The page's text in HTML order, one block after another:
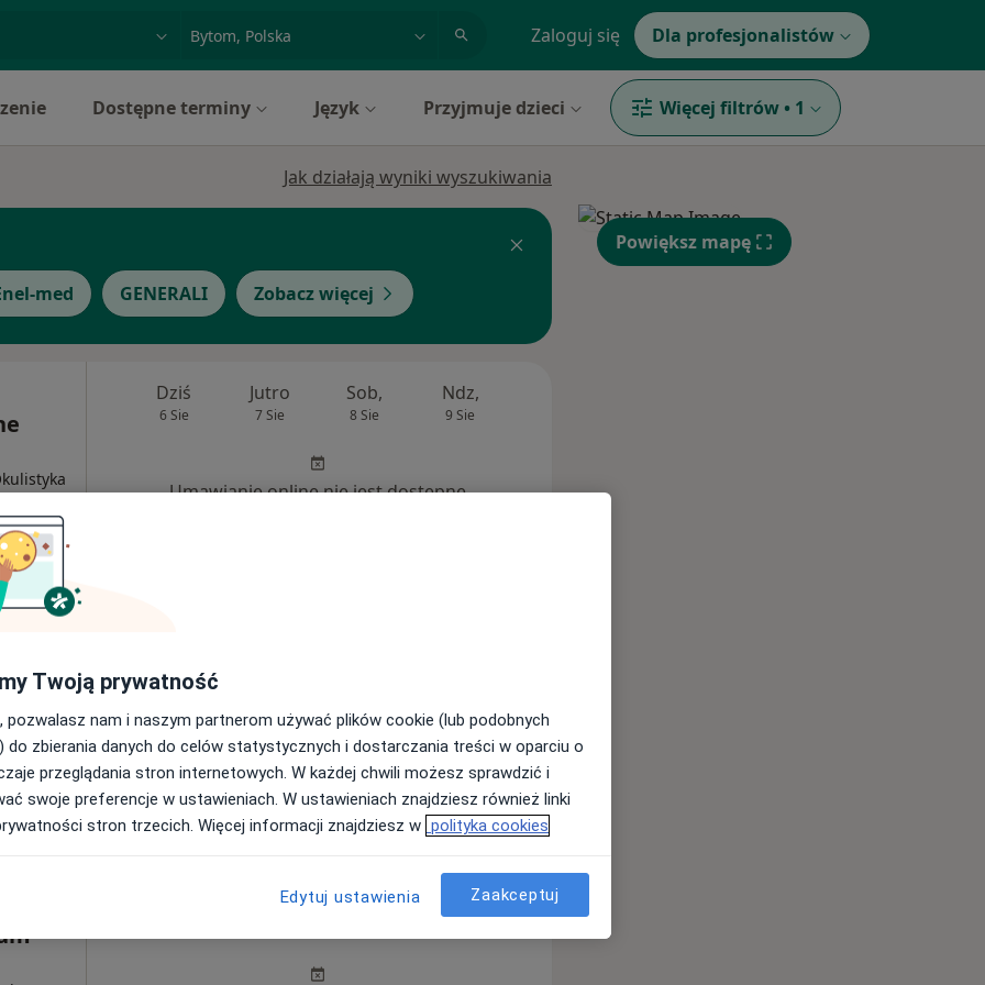
Zaloguj się Dla profesjonalistów
Dostępne terminy Język Przyjmuje dzieci Więcej filtrów • 1
Jak działają wyniki wyszukiwania
med GENERALI Zobacz więcej
200 zł
Anna
Dziś
6 Sie
Jutro
7 Sie
Sob,
8 Sie
Ndz,
9 Sie
Umawianie online nie jest dostępne
Jutro Sob, Ndz, Pon,
Powiększ mapę
Twoją prywatność
pozwalasz nam i naszym partnerom używać plików cookie (lub podobnych
do zbierania danych do celów statystycznych i dostarczania treści w oparciu o
przeglądania stron internetowych. W każdej chwili możesz sprawdzić i
swoje preferencje w ustawieniach. W ustawieniach znajdziesz również linki
stron trzecich. Więcej informacji znajdziesz w polityka cookies
Edytuj ustawienia Zaakceptuj